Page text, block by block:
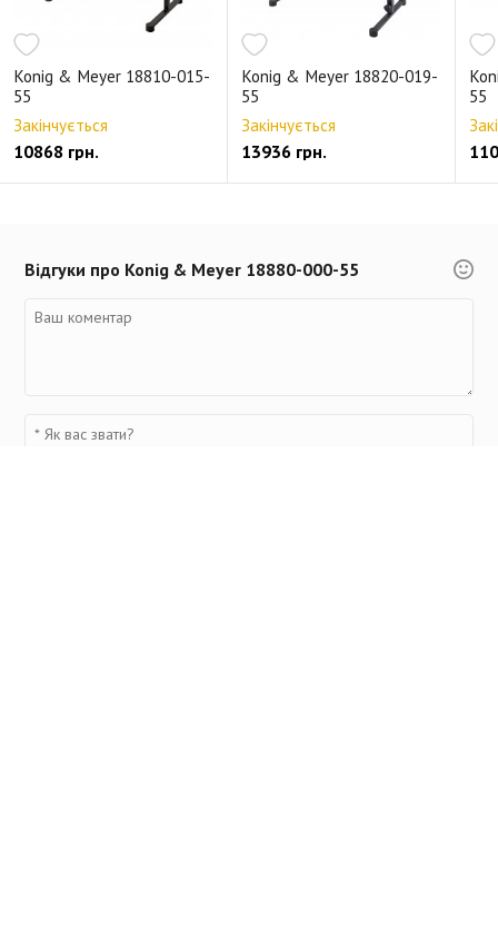
Konig & Meyer 18810-015-
55
Закінчується
10868 грн.
Konig & Meyer 18820-019-
55
Закінчується
13936 грн.
55
Відгуки про Konig & Meyer 18880-000-55